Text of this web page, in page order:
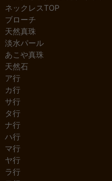
ネックレスTOP
ブローチ
天然真珠
淡水パール
あこや真珠
天然石
ア行
カ行
サ行
タ行
ナ行
ハ行
マ行
ヤ行
ラ行